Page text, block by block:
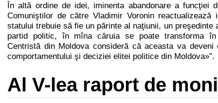
În altă ordine de idei, iminenta abandonare a funcţiei
Comuniştilor de către Vladimir Voronin reactualizează
statului trebuie să fie un părinte al naţiunii, un preşedinte
partid politic, în mîna căruia se poate transforma în
Centristă din Moldova consideră că aceasta va
comportamentului şi deciziei elitei politice din Moldova»”.
Al V-lea raport de